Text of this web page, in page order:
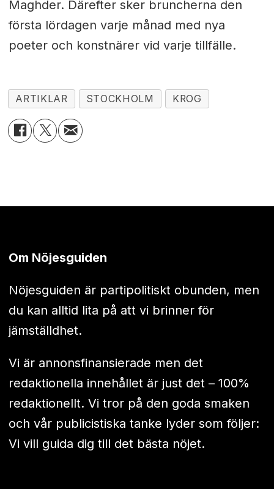
Maghder. Därefter sker bruncherna den
första lördagen varje månad med nya
poeter och konstnärer vid varje tillfälle.
ARTIKLAR STOCKHOLM KROG
Om Nöjesguiden
Nöjesguiden är partipolitiskt obunden, men
du kan alltid lita på att vi brinner för
jämställdhet.
Vi är annonsfinansierade men det
redaktionella innehållet är just det – 100%
redaktionellt. Vi tror på den goda smaken
och vår publicistiska tanke lyder som följer:
Vi vill guida dig till det bästa nöjet.